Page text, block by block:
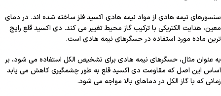
سنسورهای نیمه هادی از مواد نیمه هادی اکسید فلز ساخته شده اند. در دمای
معین، هدایت الکتریکی با ترکیب گاز محیط تغییر می کند. دی اکسید قلع رایج
ترین ماده مورد استفاده در حسگرهای نیمه هادی است.
به عنوان مثال، حسگرهای نیمه هادی برای تشخیص الکل استفاده می شود، بر
اساس این اصل که مقاومت دی اکسید قلع به طور چشمگیری کاهش می یابد
زمانی که با گاز الکل در دماهای بالا مواجه می شود.